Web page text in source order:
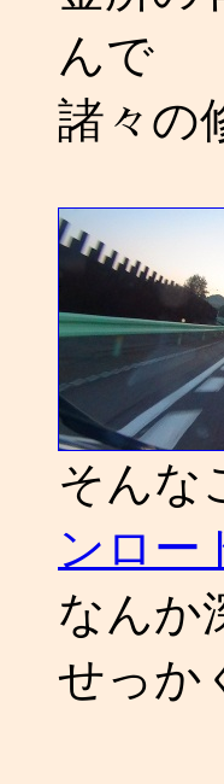
んで
諸々の
そんな
ンロー
なんか
せっか